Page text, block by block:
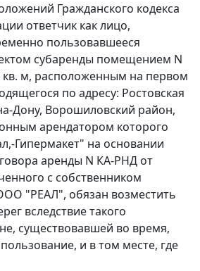
Гражданского кодекса
ответчик как лицо,
пользовавшееся
субаренды помещением N
м, расположенным на первом
по адресу: Ростовская
Дону, Ворошиловский район,
арендатором которого
Гипермакет" на основании
аренды N КА-РНД от
с собственником
"РЕАЛ", обязан возместить
вследствие такого
существовавшей во время,
и в том месте, где